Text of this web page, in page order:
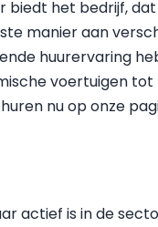
biedt het bedrijf,
manier aan
huurervaring
voertuigen
nu op onze
actief is in de